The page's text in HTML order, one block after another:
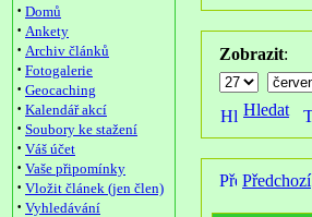
· Domů
· Ankety
· Archiv článků
· Fotogalerie
· Geocaching
· Kalendář akcí
· Soubory ke stažení
· Váš účet
· Vaše připomínky
· Vložit článek (jen člen)
· Vyhledávání
Zobrazit:
Hledat
Předchozí